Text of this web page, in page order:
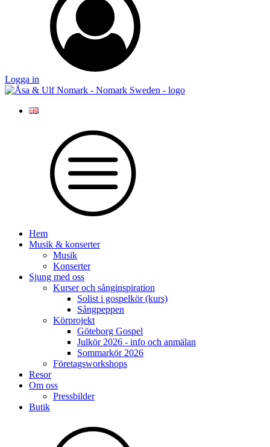
Logga in
Hem
Musik & konserter
Musik
Konserter
Sjung med oss
Kurser och sånginspiration
Solist i gospelkör (kurs)
Sångpeppen
Körprojekt
Göteborg Gospel
Julkör 2026 - info och anmälan
Sommarkör 2026
Företagsworkshops
Resor
Om oss
Pressbilder
Butik